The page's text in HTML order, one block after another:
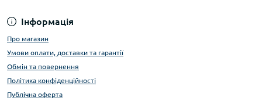
Інформація
Про магазин
Умови оплати, доставки та гарантії
Обмін та повернення
Політика конфіденційності
Публічна оферта